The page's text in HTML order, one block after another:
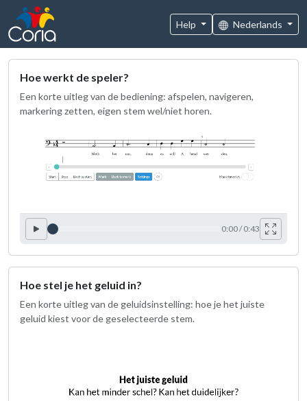
Help Nederlands
Hoe werkt de speler?
Een korte uitleg van de bediening: afspelen, navigeren,
markering zetten, eigen stem wel/niet horen.
0:00 / 0:43
Hoe stel je het geluid in?
Een korte uitleg van de geluidsinstelling: hoe je het juiste
geluid kiest voor de geselecteerde stem.